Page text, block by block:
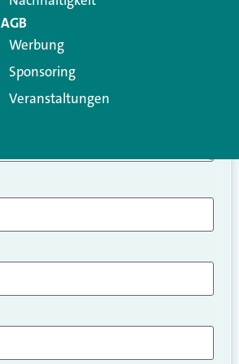
AGB
Werbung
Sponsoring
Veranstaltungen